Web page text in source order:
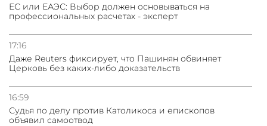
ЕС или ЕАЭС: Выбор должен основываться на
профессиональных расчетах - эксперт
17:16
Даже Reuters фиксирует, что Пашинян обвиняет
Церковь без каких-либо доказательств
16:59
Судья по делу против Католикоса и епископов
объявил самоотвод
31.07.2026
Сотрудничество и очереди – детали визита главы
погрануправления СНБ Армении в Тбилиси